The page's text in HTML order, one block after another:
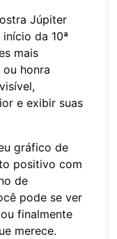
Júpiter
da 10ª
mais
honra
e exibir suas
gráfico de
positivo com
de
pode se ver
finalmente
merece.